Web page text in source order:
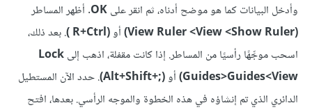
وأدخل البيانات كما هو موضح أدناه، ثم انقر علىOK. أظهر المساطر
(Show Ruler> ‏View Ruler <View)
أو(R+Ctrl )
. بعد ذلك،
اسحب موجِّهًا رأسيًا من المساطر. إذا كانت مقفلة، اذهب إلىLock
Guides>Guides<View) أو(;+Alt+Shift)
. حدد الآن المستطيل
الدائري الذي تم إنشاؤه في هذه الخطوة والموجه الرأسي. بعدها، افتح